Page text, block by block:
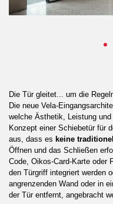
Die Tür gleitet... um die
Die neue Vela-
welche Ästhetik, Leistung
Konzept einer Schiebetür für
aus, dass es keine
Öffnen und das Schließen
Code, Oikos-Card-Karte oder
den Türgriff integriert werden
angrenzenden Wand oder in
der Tür entfernt, angebracht